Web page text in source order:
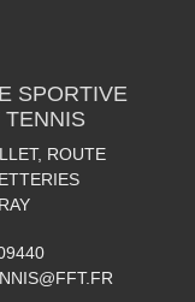
SPORTIVE
TENNIS
ROUTE